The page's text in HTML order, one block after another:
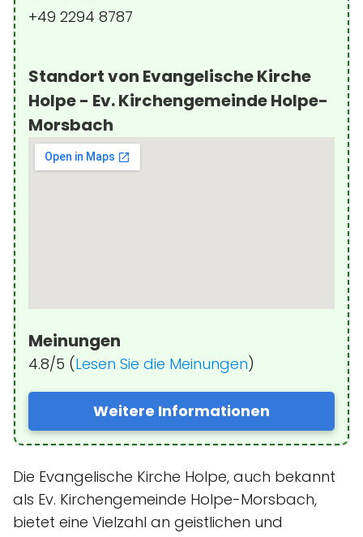
+49 2294 8787
Standort von Evangelische Kirche
Holpe - Ev. Kirchengemeinde Holpe-
Morsbach
Meinungen
4.8/5 (Lesen Sie die Meinungen)
Weitere Informationen
Die Evangelische Kirche Holpe, auch bekannt
als Ev. Kirchengemeinde Holpe-Morsbach,
bietet eine Vielzahl an geistlichen und